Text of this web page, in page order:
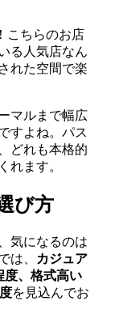
こちらのお店
る人気店なん
れた空間で楽
マルまで幅広
すよね。パス
どれも本格的
れます。
び方
気になるのは
は、 カジュア
度、格式高い
を見込んでお